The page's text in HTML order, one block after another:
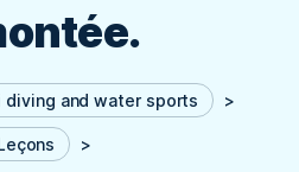
and water sports >
>